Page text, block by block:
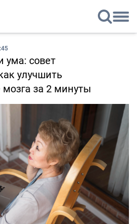
ума: совет
улучшить
за 2 минуты